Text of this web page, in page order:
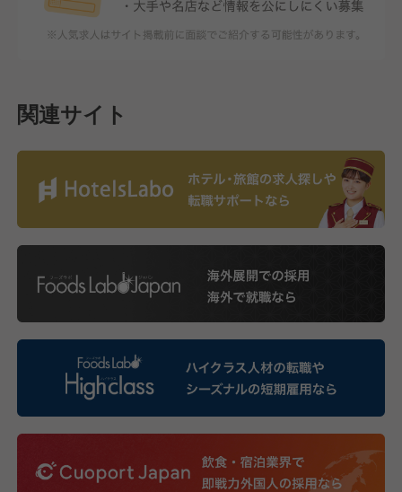
関連サイト